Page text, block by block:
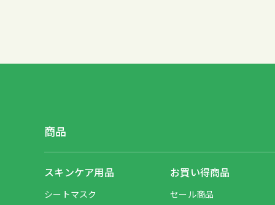
商品
スキンケア用品
シートマスク
お買い得商品
セール商品